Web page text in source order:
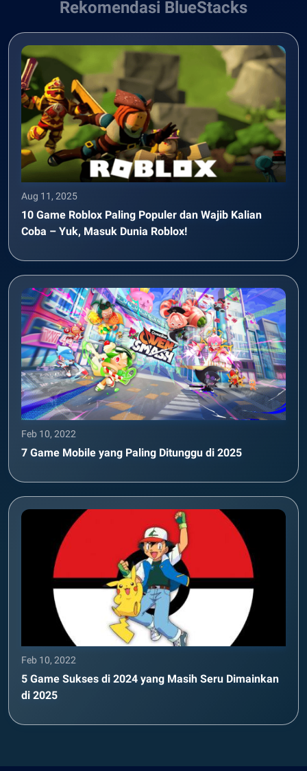
Rekomendasi BlueStacks
Aug 11, 2025
10 Game Roblox Paling Populer dan Wajib Kalian
Coba – Yuk, Masuk Dunia Roblox!
Feb 10, 2022
7 Game Mobile yang Paling Ditunggu di 2025
Feb 10, 2022
5 Game Sukses di 2024 yang Masih Seru Dimainkan
di 2025